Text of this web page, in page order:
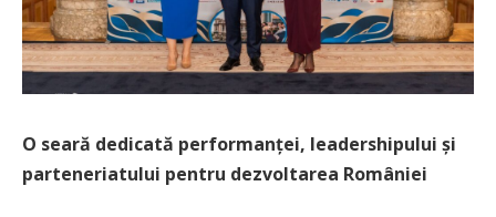
O seară dedicată performanței, leadershipului și
parteneriatului pentru dezvoltarea României